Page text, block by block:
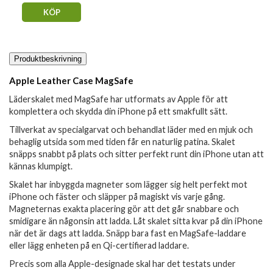
KÖP
Produktbeskrivning
Apple Leather Case MagSafe
Läderskalet med MagSafe har utformats av Apple för att
komplettera och skydda din iPhone på ett smakfullt sätt.
Tillverkat av specialgarvat och behandlat läder med en mjuk och
behaglig utsida som med tiden får en naturlig patina. Skalet
snäpps snabbt på plats och sitter perfekt runt din iPhone utan att
kännas klumpigt.
Skalet har inbyggda magneter som lägger sig helt perfekt mot
iPhone och fäster och släpper på magiskt vis varje gång.
Magneternas exakta placering gör att det går snabbare och
smidigare än någonsin att ladda. Låt skalet sitta kvar på din iPhone
när det är dags att ladda. Snäpp bara fast en MagSafe-laddare
eller lägg enheten på en Qi-certifierad laddare.
Precis som alla Apple-designade skal har det testats under